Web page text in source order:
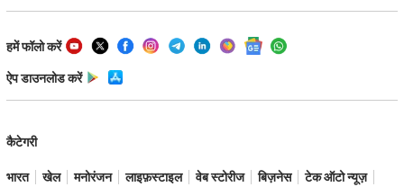
हमें फॉलो करें
ऐप डाउनलोड करें
कैटेगरी
भारत खेल मनोरंजन लाइफ़स्टाइल वेब स्टोरीज बिज़नेस
टेक ऑटो न्यूज़